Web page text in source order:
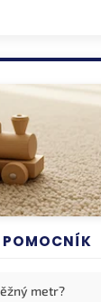
metr?